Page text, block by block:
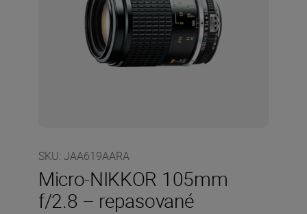
SKU: JAA619AARA
Micro-NIKKOR 105mm
f/2.8 – repasované